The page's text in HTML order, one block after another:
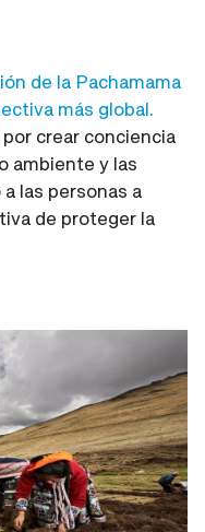
de la Pachamama
más global.
crear conciencia
ambiente y las
las personas a
de proteger la